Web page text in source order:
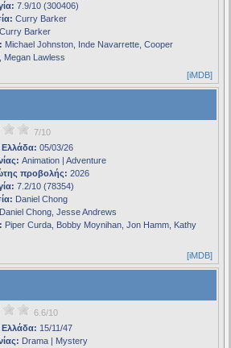
7.9/10 (300406)
Curry Barker
Curry Barker
Michael Johnston, Inde Navarrette, Cooper
Megan Lawless
[iMDB]
7/10
Ελλάδα: 05/03/26
Animation | Adventure
προβολής: 2026
7.2/10 (78354)
Daniel Chong
Daniel Chong, Jesse Andrews
Piper Curda, Bobby Moynihan, Jon Hamm, Kathy
[iMDB]
6.6/10
Ελλάδα: 15/11/47
Drama | Mystery